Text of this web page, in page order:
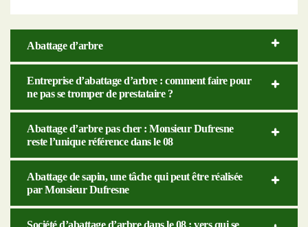
Abattage d’arbre
Entreprise d’abattage d’arbre : comment faire pour
ne pas se tromper de prestataire ?
Abattage d’arbre pas cher : Monsieur Dufresne
reste l’unique référence dans le 08
Abattage de sapin, une tâche qui peut être réalisée
par Monsieur Dufresne